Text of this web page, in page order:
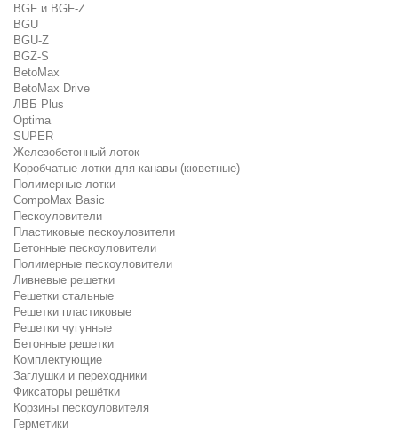
BGF и BGF-Z
BGU
BGU-Z
BGZ-S
BetoMax
BetoMax Drive
ЛВБ Plus
Optima
SUPER
Железобетонный лоток
Коробчатые лотки для канавы (кюветные)
Полимерные лотки
CompoMax Basic
Пескоуловители
Пластиковые пескоуловители
Бетонные пескоуловители
Полимерные пескоуловители
Ливневые решетки
Решетки стальные
Решетки пластиковые
Решетки чугунные
Бетонные решетки
Комплектующие
Заглушки и переходники
Фиксаторы решётки
Корзины пескоуловителя
Герметики